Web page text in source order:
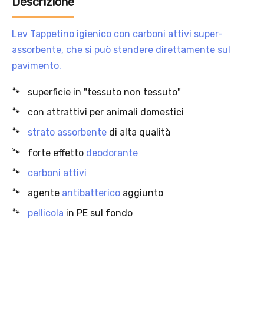
Lev Tappetino igienico con carboni attivi super-
assorbente, che si può stendere direttamente sul
pavimento.
superficie in "tessuto non tessuto"
con attrattivi per animali domestici
strato assorbente di alta qualità
forte effetto deodorante
carboni attivi
agente antibatterico aggiunto
pellicola in PE sul fondo
agosto 2026.
· Sconto: 5% riservato esclusivamente ai prodotti a marchio
Platinum.
seleziona la spedizione InPost.
· Durata: offerta valida per 2 settimane dal lancio 2–16 agosto 2026 .
offerta, l’intero carrello viene spedito tramite InPost (non più